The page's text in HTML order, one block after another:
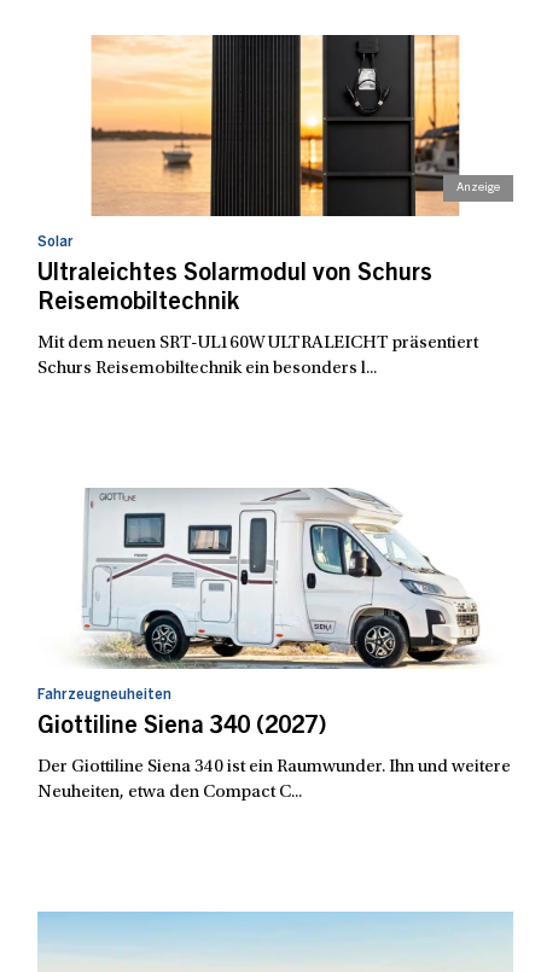
Solar
Ultraleichtes Solarmodul von Schurs
Reisemobiltechnik
Mit dem neuen SRT-UL160W ULTRALEICHT präsentiert
Schurs Reisemobiltechnik ein besonders l...
Fahrzeugneuheiten
Giottiline Siena 340 (2027)
Der Giottiline Siena 340 ist ein Raumwunder. Ihn und weitere
Neuheiten, etwa den Compact C...